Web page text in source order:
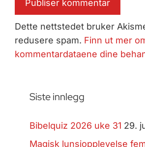
Dette nettstedet bruker
redusere spam. Finn ut mer
kommentardataene dine
Siste innlegg
Bibelquiz 2026 uke 31 29.
Magisk lunsjopplevelse